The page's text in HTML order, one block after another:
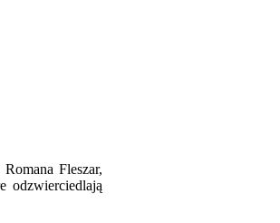
Fleszar,
odzwierciedlają